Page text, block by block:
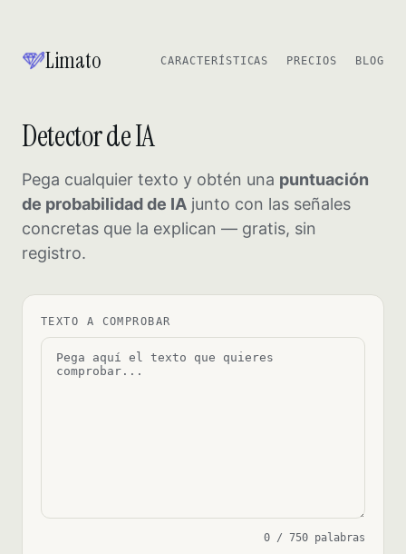
Limato CARACTERÍSTICAS PRECIOS BLOG
Detector de IA
Pega cualquier texto y obtén una puntuación
de probabilidad de IA junto con las señales
concretas que la explican — gratis, sin
registro.
TEXTO A COMPROBAR
0 / 750 palabras